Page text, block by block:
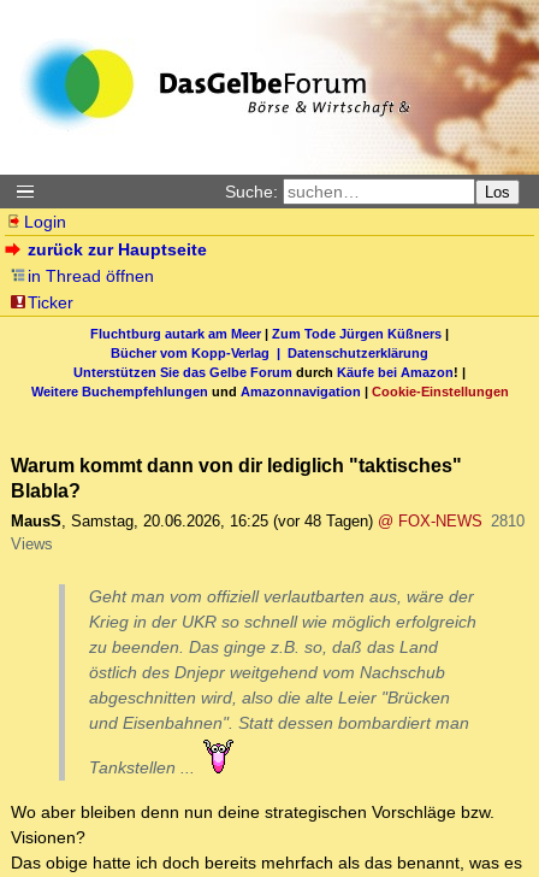
Suche: Los
Login
zurück zur Hauptseite
in Thread öffnen
Ticker
Fluchtburg autark am Meer| Zum Tode Jürgen Küßners |
Bücher vom Kopp-Verlag | Datenschutzerklärung
Unterstützen Sie das Gelbe Forum durch Käufe bei Amazon! |
Weitere Buchempfehlungen und Amazonnavigation | Cookie-Einstellungen
Warum kommt dann von dir lediglich "taktisches"
Blabla?
MausS, Samstag, 20.06.2026, 16:25 (vor 48 Tagen) @ FOX-NEWS 2810
Views
Geht man vom offiziell verlautbarten aus, wäre der
Krieg in der UKR so schnell wie möglich erfolgreich
zu beenden. Das ginge z.B. so, daß das Land
östlich des Dnjepr weitgehend vom Nachschub
abgeschnitten wird, also die alte Leier "Brücken
und Eisenbahnen". Statt dessen bombardiert man
Tankstellen ...
Wo aber bleiben denn nun deine strategischen Vorschläge bzw.
Visionen?
Das obige hatte ich doch bereits mehrfach als das benannt, was es